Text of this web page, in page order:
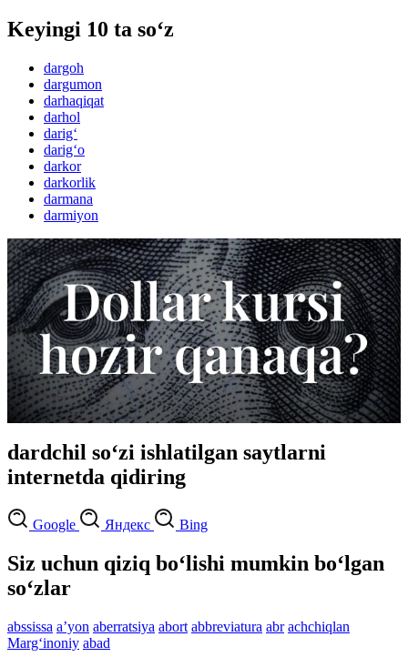
Keyingi 10 ta so‘z
dargoh
dargumon
darhaqiqat
darhol
darig‘
darig‘o
darkor
darkorlik
darmana
darmiyon
dardchil so‘zi ishlatilgan saytlarni
internetda qidiring
Google Яндекс Bing
Siz uchun qiziq bo‘lishi mumkin bo‘lgan
so‘zlar
abssissa aʼyon aberratsiya abort abbreviatura abr achchiqlan
Marg‘inoniy abad